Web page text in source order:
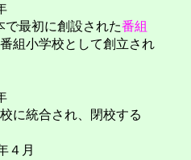
で最初に創設された番組
組小学校として創立され
に統合され、閉校する
４月